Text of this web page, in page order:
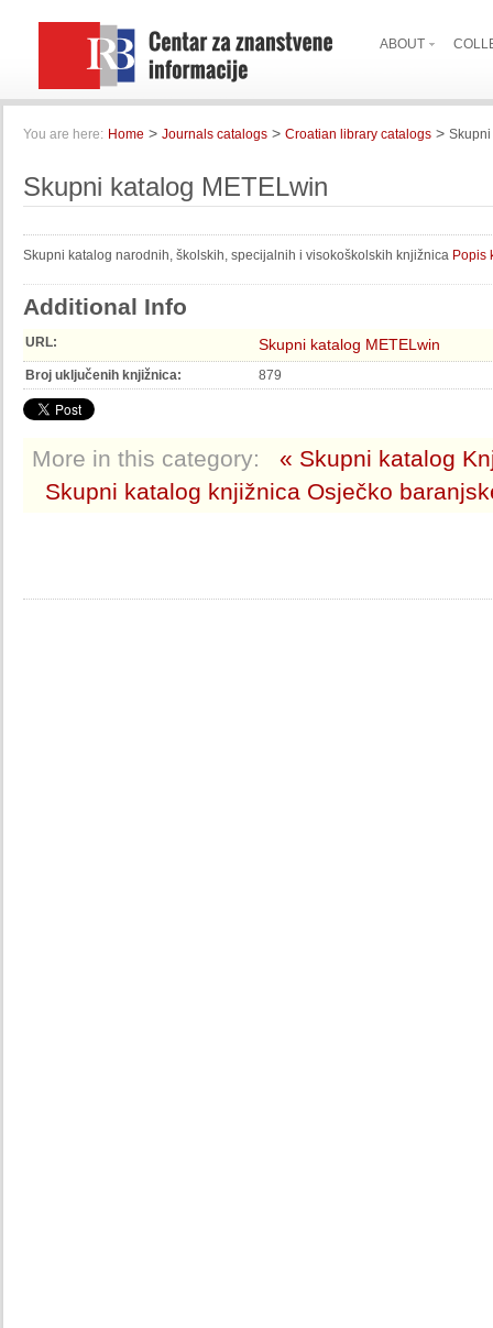
ABOUT
You are here: Home > Journals catalogs > Croatian library catalogs >
Skupni katalog METELwin
Skupni katalog narodnih, školskih, specijalnih i visokoškolskih knjižnica Popis
Additional Info
URL: Skupni katalog METELwin
Broj uključenih knjižnica: 879
More in this category:
« Skupni katalog
Skupni katalog knjižnica Osječko